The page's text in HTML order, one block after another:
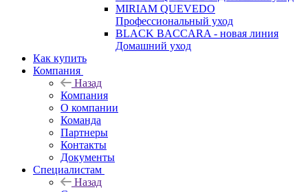
MIRIAM QUEVEDO
Профессиональный уход
BLACK BACCARA - новая линия
Домашний уход
Как купить
Компания
Назад
Компания
О компании
Команда
Партнеры
Контакты
Документы
Специалистам
Назад